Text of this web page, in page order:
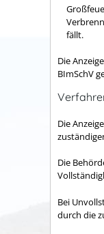
fällt.
Die
BImSchV
Die
Die
Bei
durch die